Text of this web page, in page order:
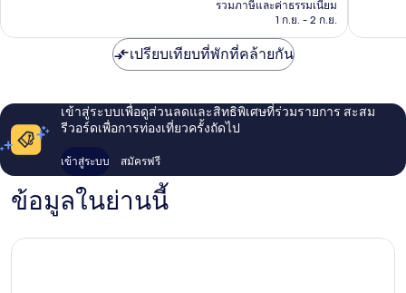
฿8,142
รวมภาษีและค่าธรรมเนียม
1 ก.ย. - 2 ก.ย.
เปรียบเทียบที่พักที่คล้ายกัน
เข้าสู่ระบบเพื่อดูส่วนลดและสิทธิพิเศษที่ร่วมรายการ สะสม
รีวอร์ดเพื่อการท่องเที่ยวครั้งถัดไป
เข้าสู่ระบบ สมัครฟรี
ข้อมูลในย่านนี้